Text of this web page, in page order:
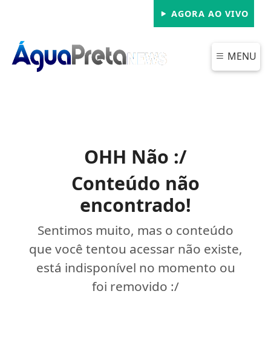
AGORA AO VIVO
MENU
OHH Não :/
Conteúdo não
encontrado!
Sentimos muito, mas o conteúdo
que você tentou acessar não existe,
está indisponível no momento ou
foi removido :/